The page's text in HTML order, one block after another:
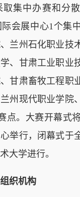
取集中办赛和分
会展中心1个集
兰州石化职业技
、甘肃工业职业
甘肃畜牧工程职
州现代职业学院
点。大赛开幕式
举行，闭幕式于
大学进行。
织机构